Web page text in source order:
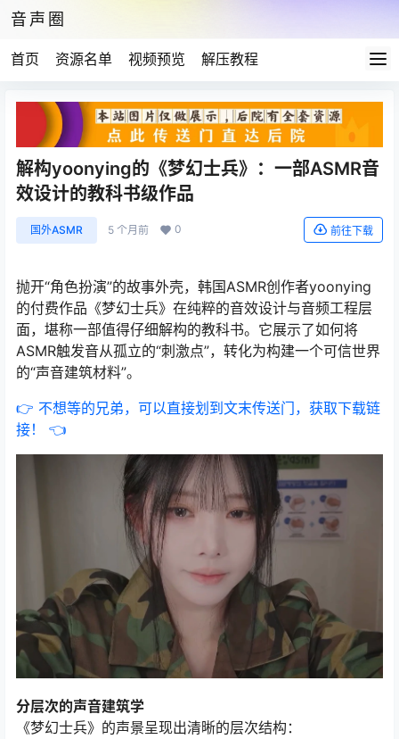
音声圈
首页 资源名单 视频预览 解压教程
解构yoonying的《梦幻士兵》：一部ASMR音
效设计的教科书级作品
国外ASMR 5 个月前 0 前往下载
抛开“角色扮演”的故事外壳，韩国ASMR创作者yoonying
的付费作品《梦幻士兵》在纯粹的音效设计与音频工程层
面，堪称一部值得仔细解构的教科书。它展示了如何将
ASMR触发音从孤立的“刺激点”，转化为构建一个可信世界
的“声音建筑材料”。
👉 不想等的兄弟，可以直接划到文末传送门，获取下载链
接！ 👈
分层次的声音建筑学
《梦幻士兵》的声景呈现出清晰的层次结构：